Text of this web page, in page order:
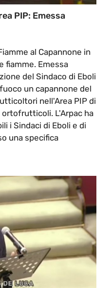
PIP: Emessa
al Capannone in
fiamme. Emessa
del Sindaco di Eboli
un capannone del
nell'Area PIP di
L'Arpac ha
i Sindaci di Eboli e di
una specifica